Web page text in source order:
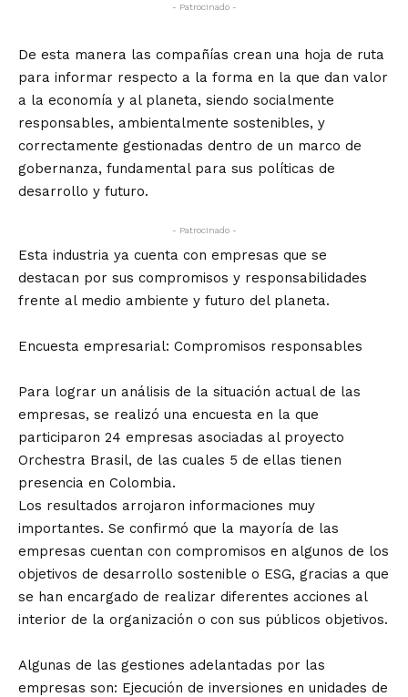
- Patrocinado -
De esta manera las compañías crean una hoja de ruta
para informar respecto a la forma en la que dan valor
a la economía y al planeta, siendo socialmente
responsables, ambientalmente sostenibles, y
correctamente gestionadas dentro de un marco de
gobernanza, fundamental para sus políticas de
desarrollo y futuro.
- Patrocinado -
Esta industria ya cuenta con empresas que se
destacan por sus compromisos y responsabilidades
frente al medio ambiente y futuro del planeta.
Encuesta empresarial: Compromisos responsables
Para lograr un análisis de la situación actual de las
empresas, se realizó una encuesta en la que
participaron 24 empresas asociadas al proyecto
Orchestra Brasil, de las cuales 5 de ellas tienen
presencia en Colombia.
Los resultados arrojaron informaciones muy
importantes. Se confirmó que la mayoría de las
empresas cuentan con compromisos en algunos de los
objetivos de desarrollo sostenible o ESG, gracias a que
se han encargado de realizar diferentes acciones al
interior de la organización o con sus públicos objetivos.
Algunas de las gestiones adelantadas por las
empresas son: Ejecución de inversiones en unidades de